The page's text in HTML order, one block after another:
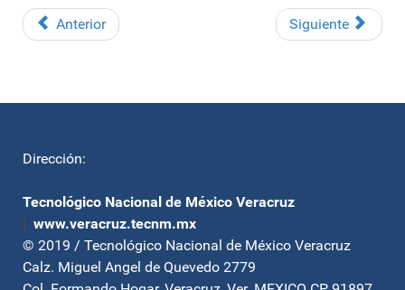
Anterior Siguiente
Dirección:
Tecnológico Nacional de México Veracruz
| www.veracruz.tecnm.mx
© 2019 / Tecnológico Nacional de México Veracruz
Calz. Miguel Angel de Quevedo 2779